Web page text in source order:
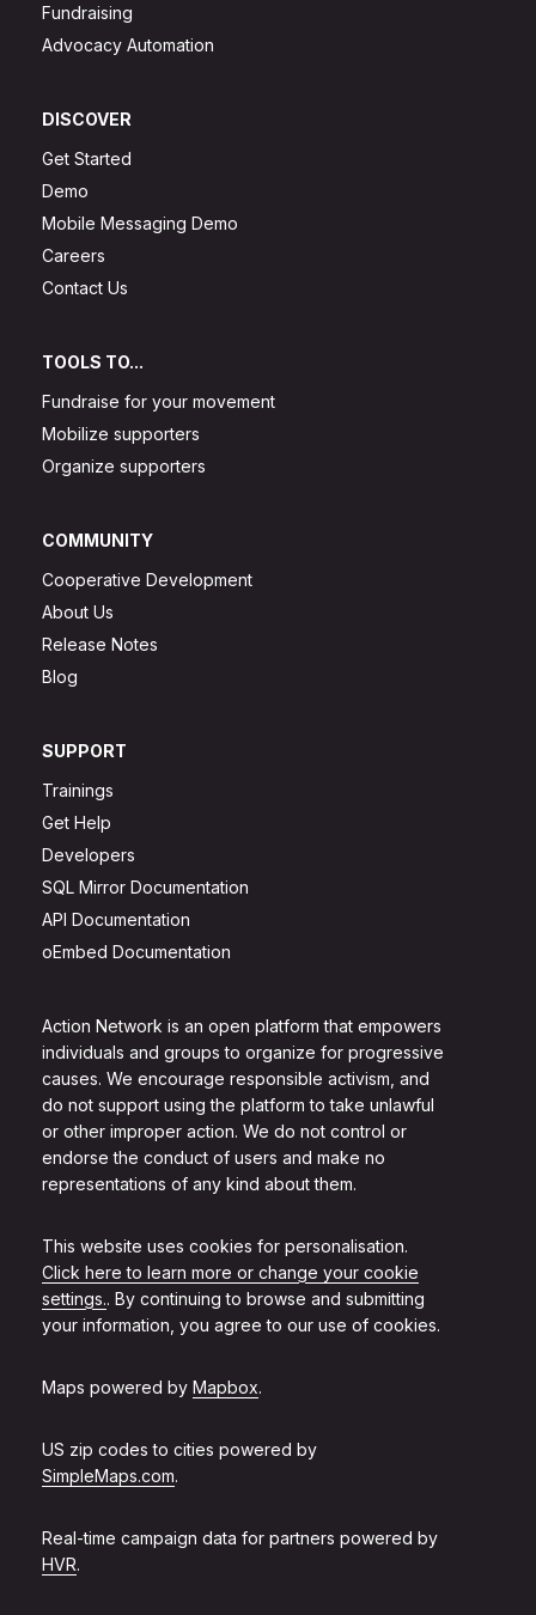
Action Network is an open platform that empowers
individuals and groups to organize for progressive
causes. We encourage responsible activism, and
do not support using the platform to take unlawful
or other improper action. We do not control or
endorse the conduct of users and make no
representations of any kind about them.
This website uses cookies for personalisation.
Click here to learn more or change your cookie
settings.. By continuing to browse and submitting
your information, you agree to our use of cookies.
Maps powered by Mapbox.
US zip codes to cities powered by
SimpleMaps.com.
Real-time campaign data for partners powered by
HVR.
Fundraising
Advocacy Automation
DISCOVER
Get Started
Demo
Mobile Messaging Demo
Careers
Contact Us
TOOLS TO...
Fundraise for your movement
Mobilize supporters
Organize supporters
COMMUNITY
Cooperative Development
About Us
Release Notes
Blog
SUPPORT
Trainings
Get Help
Developers
SQL Mirror Documentation
API Documentation
oEmbed Documentation